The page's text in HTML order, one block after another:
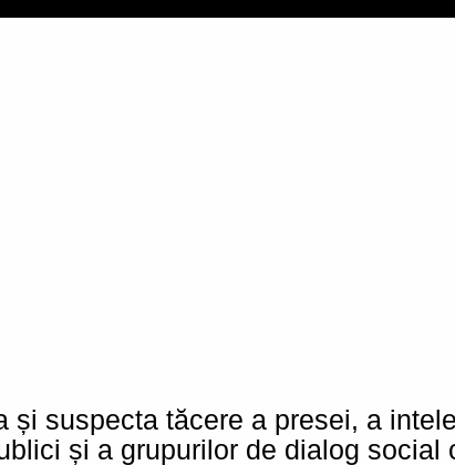
și suspecta tăcere a presei, a
și a grupurilor de dialog social